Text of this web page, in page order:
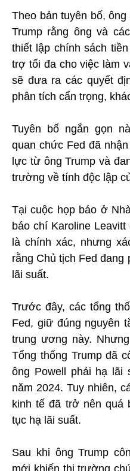
Theo bản tuyên bố,
Trump rằng ông và
thiết lập chính sách
trợ tối đa cho việc làm
sẽ đưa ra các quyết
phân tích cẩn trọng,
Tuyên bố ngắn gọn
quan chức Fed đã
lực từ ông Trump và
trường về tính độc lập
Tại cuộc họp báo ở
báo chí Karoline
là chính xác, nhưng
rằng Chủ tịch Fed đang
lãi suất.
Trước đây, các tổng
Fed, giữ đúng nguyên
trung ương này.
Tổng thống Trump đã
ông Powell phải hạ lãi
năm 2024. Tuy nhiên,
kinh tế đã trở nên quá
tục hạ lãi suất.
Sau khi ông Trump
mới khiến thị trường